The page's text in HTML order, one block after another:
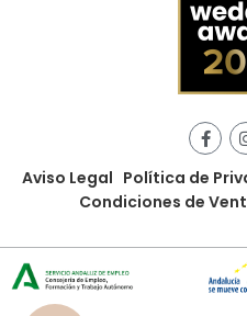
Aviso Legal Política de
Condiciones de